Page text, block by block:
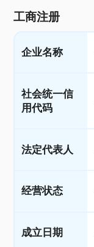
工商注册
企业名称
社会统一信
用代码
法定代表人
经营状态
成立日期